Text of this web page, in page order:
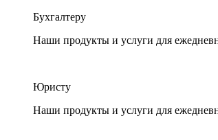
Бухгалтеру
Наши продукты и услуги для
Юристу
Наши продукты и услуги для